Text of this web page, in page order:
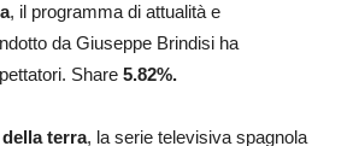
, il programma di attualità e
da Giuseppe Brindisi ha
Share 5.82%.
terra, la serie televisiva spagnola